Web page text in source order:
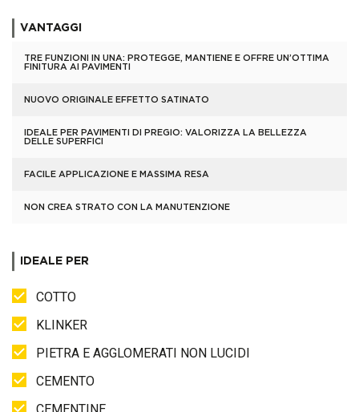
VANTAGGI
TRE FUNZIONI IN UNA: PROTEGGE, MANTIENE E OFFRE UN’OTTIMA
FINITURA AI PAVIMENTI
NUOVO ORIGINALE EFFETTO SATINATO
IDEALE PER PAVIMENTI DI PREGIO: VALORIZZA LA BELLEZZA
DELLE SUPERFICI
FACILE APPLICAZIONE E MASSIMA RESA
NON CREA STRATO CON LA MANUTENZIONE
IDEALE PER
COTTO
KLINKER
PIETRA E AGGLOMERATI NON LUCIDI
CEMENTO